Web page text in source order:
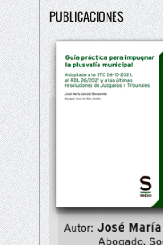
PUBLICACIONES